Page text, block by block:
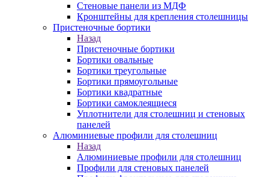
Стеновые панели из МДФ
Кронштейны для крепления столешницы
Пристеночные бортики
Назад
Пристеночные бортики
Бортики овальные
Бортики треугольные
Бортики прямоугольные
Бортики квадратные
Бортики самоклеящиеся
Уплотнители для столешниц и стеновых
панелей
Алюминиевые профили для столешниц
Назад
Алюминиевые профили для столешниц
Профили для стеновых панелей